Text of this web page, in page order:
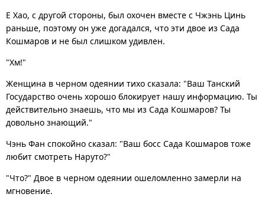
Е Хао, с другой стороны, был охочен вместе с Чжэнь Цинь
раньше, поэтому он уже догадался, что эти двое из Сада
Кошмаров и не был слишком удивлен.
"Хм!"
Женщина в черном одеянии тихо сказала: "Ваш Танский
Государство очень хорошо блокирует нашу информацию. Ты
действительно знаешь, что мы из Сада Кошмаров? Ты
довольно знающий."
Чэнь Фан спокойно сказал: "Ваш босс Сада Кошмаров тоже
любит смотреть Наруто?"
"Что?" Двое в черном одеянии ошеломленно замерли на
мгновение.